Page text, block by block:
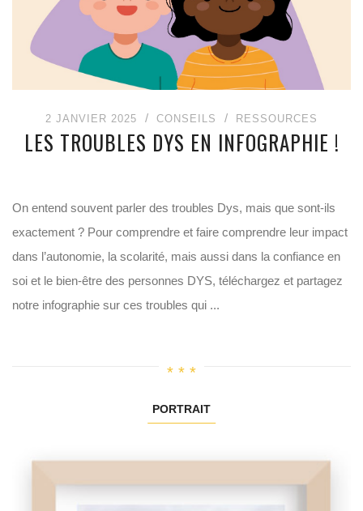
2 JANVIER 2025 CONSEILS RESSOURCES
LES TROUBLES DYS EN INFOGRAPHIE !
On entend souvent parler des troubles Dys, mais que sont-ils
exactement ? Pour comprendre et faire comprendre leur impact
dans l’autonomie, la scolarité, mais aussi dans la confiance en
soi et le bien-être des personnes DYS, téléchargez et partagez
notre infographie sur ces troubles qui ...
PORTRAIT